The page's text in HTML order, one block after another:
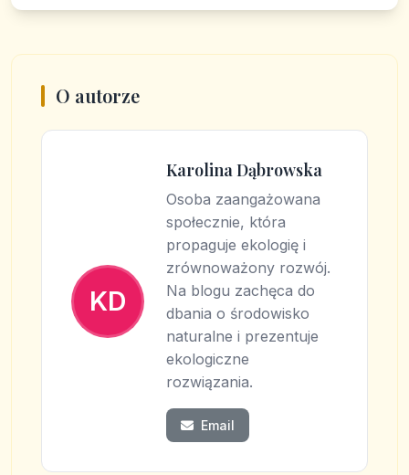
O autorze
KD
Karolina Dąbrowska
Osoba zaangażowana
społecznie, która
propaguje ekologię i
zrównoważony rozwój.
Na blogu zachęca do
dbania o środowisko
naturalne i prezentuje
ekologiczne
rozwiązania.
Email